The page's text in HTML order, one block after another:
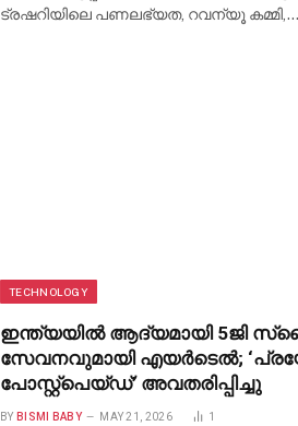
ട്രഷറിയിലെ പണലഭ്യത, റവന്യൂ കമ്മി,…
TECHNOLOGY
ഇന്ത്യയിൽ ആദ്യമായി 5ജി
സേവനവുമായി എയർടെൽ;
പോസ്റ്റ്‌പെയ്ഡ്’ അവതരിപ്പിച്ചു
BY BISMI BABY MAY 21, 2026 1